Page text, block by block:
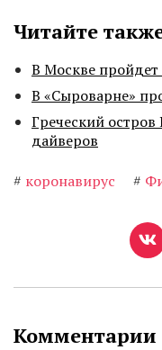
Читайте
В Москве
В «Сыроварне»
Греческий остров
дайверов
# коронавирус #
Комментарии